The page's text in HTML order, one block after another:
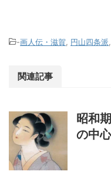
-画人伝・滋賀 円山四条派
関連記事
昭和
の中